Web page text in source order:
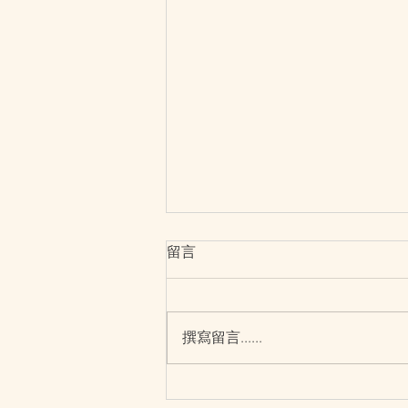
【重拾自信健康 擺脫腰間贅肉
留言
撰寫留言......